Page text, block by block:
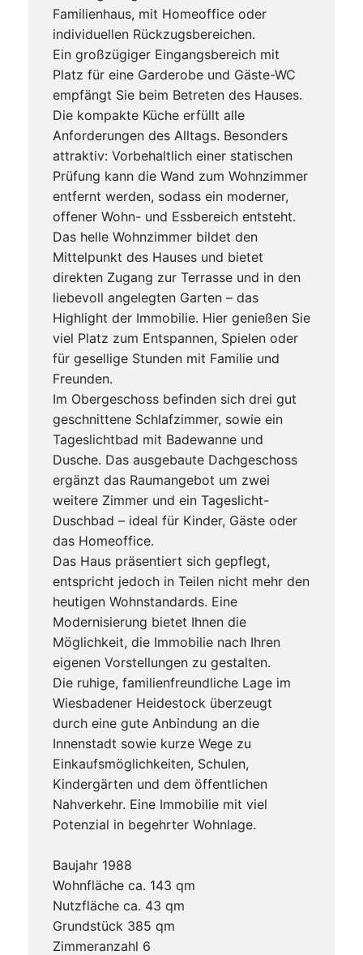
Familienhaus, mit Homeoffice oder
individuellen Rückzugsbereichen.
Ein großzügiger Eingangsbereich mit
Platz für eine Garderobe und Gäste-WC
empfängt Sie beim Betreten des Hauses.
Die kompakte Küche erfüllt alle
Anforderungen des Alltags. Besonders
attraktiv: Vorbehaltlich einer statischen
Prüfung kann die Wand zum Wohnzimmer
entfernt werden, sodass ein moderner,
offener Wohn- und Essbereich entsteht.
Das helle Wohnzimmer bildet den
Mittelpunkt des Hauses und bietet
direkten Zugang zur Terrasse und in den
liebevoll angelegten Garten – das
Highlight der Immobilie. Hier genießen Sie
viel Platz zum Entspannen, Spielen oder
für gesellige Stunden mit Familie und
Freunden.
Im Obergeschoss befinden sich drei gut
geschnittene Schlafzimmer, sowie ein
Tageslichtbad mit Badewanne und
Dusche. Das ausgebaute Dachgeschoss
ergänzt das Raumangebot um zwei
weitere Zimmer und ein Tageslicht-
Duschbad – ideal für Kinder, Gäste oder
das Homeoffice.
Das Haus präsentiert sich gepflegt,
entspricht jedoch in Teilen nicht mehr den
heutigen Wohnstandards. Eine
Modernisierung bietet Ihnen die
Möglichkeit, die Immobilie nach Ihren
eigenen Vorstellungen zu gestalten.
Die ruhige, familienfreundliche Lage im
Wiesbadener Heidestock überzeugt
durch eine gute Anbindung an die
Innenstadt sowie kurze Wege zu
Einkaufsmöglichkeiten, Schulen,
Kindergärten und dem öffentlichen
Nahverkehr. Eine Immobilie mit viel
Potenzial in begehrter Wohnlage.
Baujahr 1988
Wohnfläche ca. 143 qm
Nutzfläche ca. 43 qm
Grundstück 385 qm
Zimmeranzahl 6